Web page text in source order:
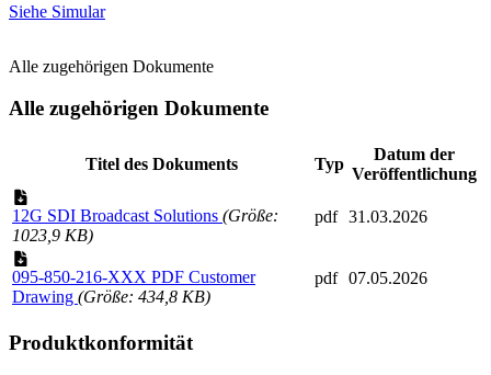
Siehe Simular
Alle zugehörigen Dokumente
Alle zugehörigen Dokumente
Titel des Dokuments Typ
Datum der
Veröffentlichung
12G SDI Broadcast Solutions (Größe:
1023,9 KB)
pdf 31.03.2026
095-850-216-XXX PDF Customer
Drawing (Größe: 434,8 KB)
pdf 07.05.2026
Produktkonformität